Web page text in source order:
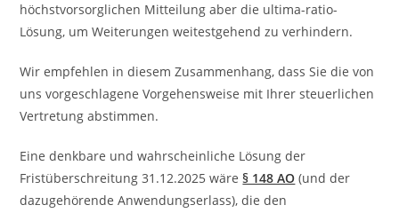
höchstvorsorglichen Mitteilung aber die ultima-ratio-
Lösung, um Weiterungen weitestgehend zu verhindern.
Wir empfehlen in diesem Zusammenhang, dass Sie die von
uns vorgeschlagene Vorgehensweise mit Ihrer steuerlichen
Vertretung abstimmen.
Eine denkbare und wahrscheinliche Lösung der
Fristüberschreitung 31.12.2025 wäre§ 148 AO (und der
dazugehörende Anwendungserlass), die den